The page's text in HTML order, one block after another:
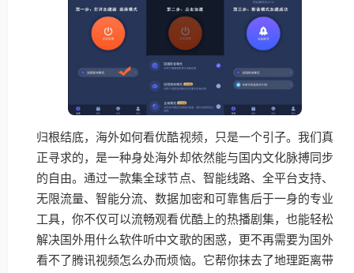
归根结底，海外如何看优酷视频，只是一个引子。我们真
正寻求的，是一种身处海外却依然能与国内文化脉搏同步
的自由。通过一款集全球节点、智能线路、全平台支持、
无限流量、智能分流、数据加密和可靠售后于一身的专业
工具，你不仅可以流畅观看优酷上的热播剧集，也能轻松
解决国外用什么软件听中文歌的困惑，更不再需要为国外
看不了腾讯视频怎么办而烦恼。它帮你抹去了地理距离带